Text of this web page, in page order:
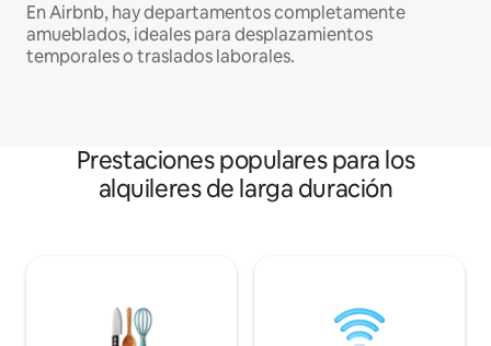
En Airbnb, hay departamentos completamente
amueblados, ideales para desplazamientos
temporales o traslados laborales.
Prestaciones populares para los
alquileres de larga duración